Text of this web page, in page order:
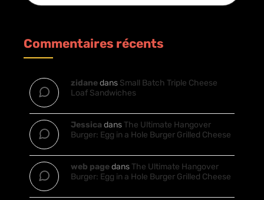
Commentaires récents
zidanedans Small Batch Triple Cheese
Loaf Sandwiches
JessicadansThe Ultimate Hangover
Burger: Egg in a Hole Burger Grilled Cheese
web pagedansThe Ultimate Hangover
Burger: Egg in a Hole Burger Grilled Cheese